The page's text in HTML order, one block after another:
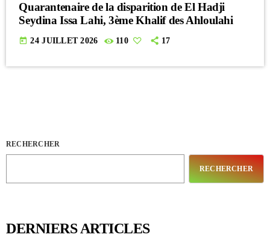
Quarantenaire de la disparition de El Hadji
Seydina Issa Lahi, 3ème Khalif des Ahloulahi
today 24 JUILLET 2026 110 17
RECHERCHER
RECHERCHER
DERNIERS ARTICLES